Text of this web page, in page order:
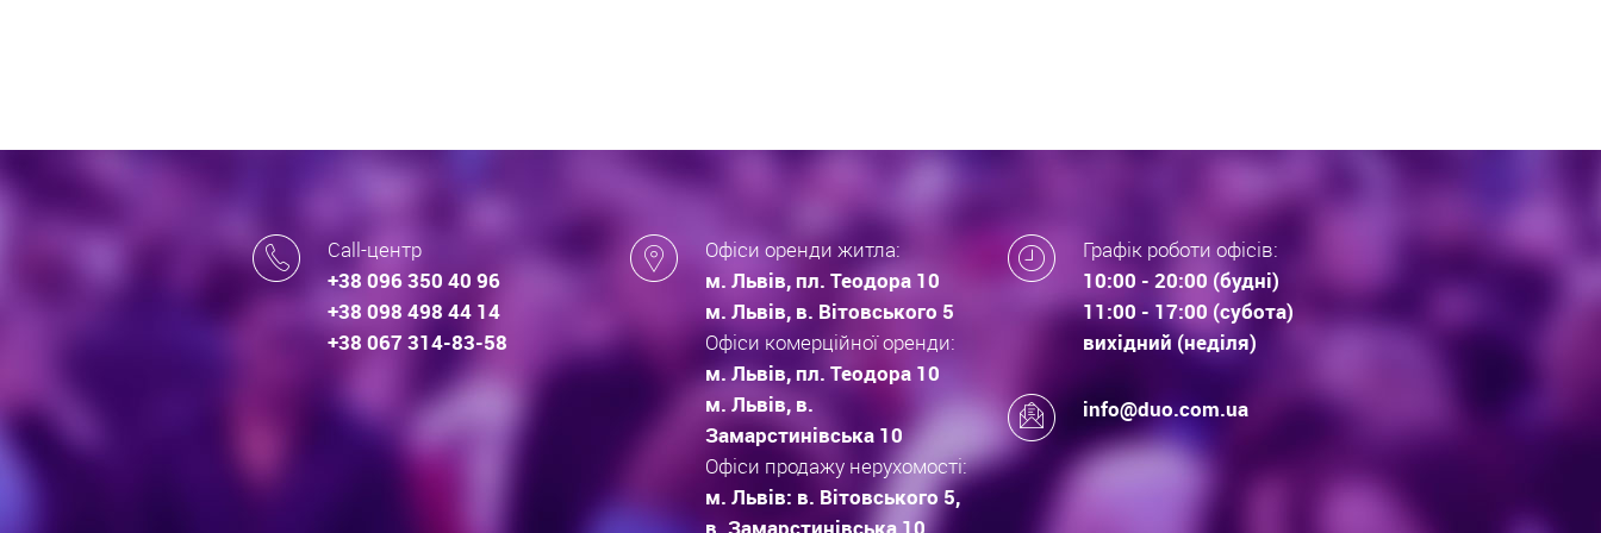
Call-центр
+38 096 350 40 96
+38 098 498 44 14
+38 067 314-83-58
Офіси оренди житла:
м. Львів, пл. Теодора 10
м. Львів, в. Вітовського 5
Офіси комерційної оренди:
м. Львів, пл. Теодора 10
м. Львів, в.
Замарстинівська 10
Офіси продажу нерухомості:
м. Львів: в. Вітовського 5,
Графік роботи офісів:
10:00 - 20:00 (будні)
11:00 - 17:00 (субота)
вихідний (неділя)
info@duo.com.ua